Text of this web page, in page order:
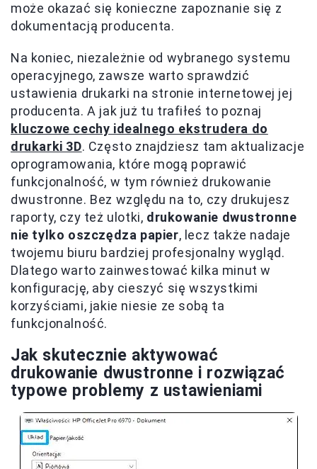
może okazać się konieczne zapoznanie się z
dokumentacją producenta.
Na koniec, niezależnie od wybranego systemu
operacyjnego, zawsze warto sprawdzić
ustawienia drukarki na stronie internetowej jej
producenta. A jak już tu trafiłeś to poznaj
kluczowe cechy idealnego ekstrudera do
drukarki 3D. Często znajdziesz tam aktualizacje
oprogramowania, które mogą poprawić
funkcjonalność, w tym również drukowanie
dwustronne. Bez względu na to, czy drukujesz
raporty, czy też ulotki, drukowanie dwustronne
nie tylko oszczędza papier, lecz także nadaje
twojemu biuru bardziej profesjonalny wygląd.
Dlatego warto zainwestować kilka minut w
konfigurację, aby cieszyć się wszystkimi
korzyściami, jakie niesie ze sobą ta
funkcjonalność.
Jak skutecznie aktywować
drukowanie dwustronne i rozwiązać
typowe problemy z ustawieniami